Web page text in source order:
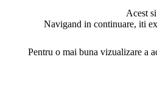
Acest
Navigand in continuare, iti
Pentru o mai buna vizualizare a